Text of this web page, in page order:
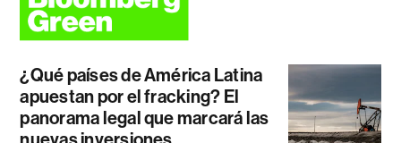
¿Qué países de América Latina
apuestan por el fracking? El
panorama legal que marcará las